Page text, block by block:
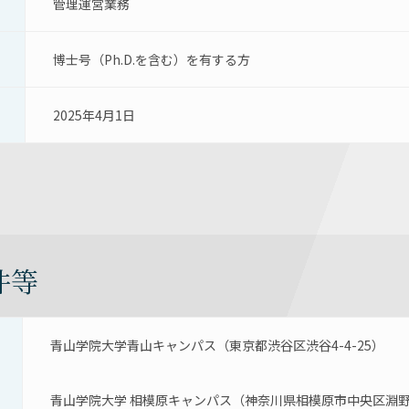
管理運営業務
博士号（Ph.D.を含む）を有する方
2025年4月1日
等
青山学院大学青山キャンパス（東京都渋谷区渋谷4-4-25）
青山学院大学 相模原キャンパス（神奈川県相模原市中央区淵